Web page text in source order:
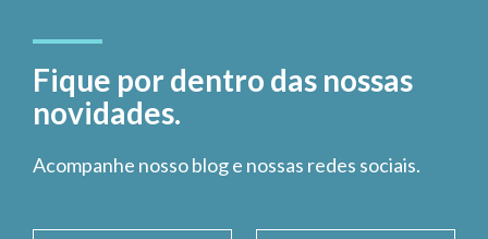
Fique por dentro das nossas
novidades.
Acompanhe nosso blog e nossas redes sociais.